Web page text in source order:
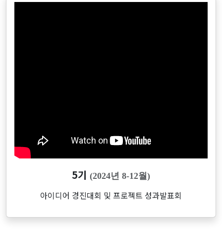
5기 (2024년 8-12월)
아이디어 경진대회 및 프로젝트 성과발표회